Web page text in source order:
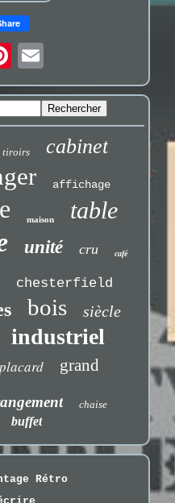
tiroirs cabinet
affichage
maison table
unité cru café
chesterfield
bois siècle
industriel
placard grand
chaise
buffet
Rétro